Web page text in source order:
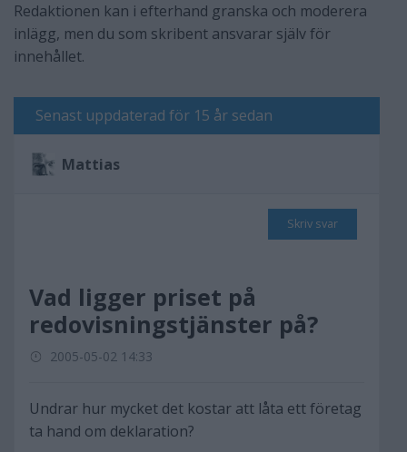
Redaktionen kan i efterhand granska och moderera
inlägg, men du som skribent ansvarar själv för
innehållet.
Senast uppdaterad för 15 år sedan
Mattias
Skriv svar
Vad ligger priset på
redovisningstjänster på?
2005-05-02 14:33
Undrar hur mycket det kostar att låta ett företag
ta hand om deklaration?